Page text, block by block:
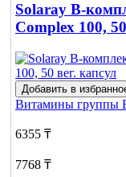
Solaray B-
Complex 100,
Добавить в
Витамины группы
6355 ₸
7768 ₸